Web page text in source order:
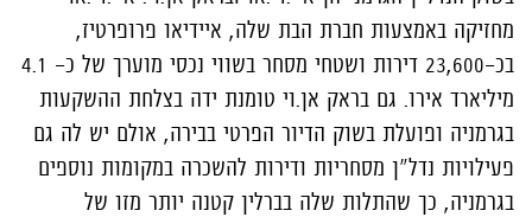
מחזיקה באמצעות חברת הבת שלה, איידיאו פרופרטיז,
בכ-23,600 דירות ושטחי מסחר בשווי נכסי מוערך של כ- 4.1
מיליארד אירו. גם בראק אן.וי טומנת ידה בצלחת ההשקעות
בגרמניה ופועלת בשוק הדיור הפרטי בבירה, אולם יש לה גם
פעילויות נדל"ן מסחריות ודירות להשכרה במקומות נוספים
בגרמניה, כך שהתלות שלה בברלין קטנה יותר מזו של